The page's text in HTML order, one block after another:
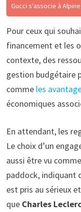
Gucci s'associe à
Pour ceux qui
financement et les
contexte, des
gestion budgétaire
comme les
économiques
En attendant, les
Le choix d’un
aussi être vu
paddock, indiquant
est pris au sérieux
que Charles Leclerc